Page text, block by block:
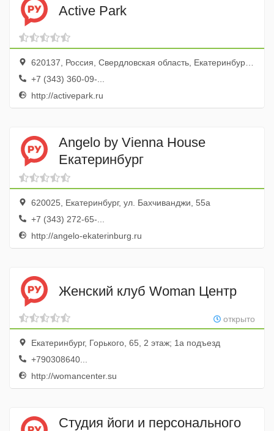
Active Park
620137, Россия, Свердловская область, Екатеринбург, микрорайон Пионерский, улица Сулимова, 46
+7 (343) 360-09-...
http://activepark.ru
Angelo by Vienna House
Екатеринбург
620025, Екатеринбург, ул. Бахчиванджи, 55а
+7 (343) 272-65-...
http://angelo-ekaterinburg.ru
Женский клуб Woman Центр
открыто
Екатеринбург, Горького, 65, 2 этаж; 1а подъезд
+790308640...
http://womancenter.su
Студия йоги и персонального